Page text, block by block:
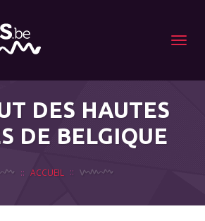
Menu
DES HAUTES
DE BELGIQUE
ACCUEIL